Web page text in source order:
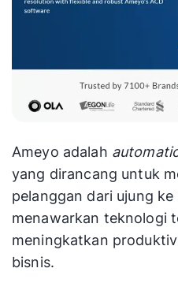
Ameyo adalah
yang dirancang untuk
pelanggan dari ujung
menawarkan teknologi
meningkatkan
bisnis.